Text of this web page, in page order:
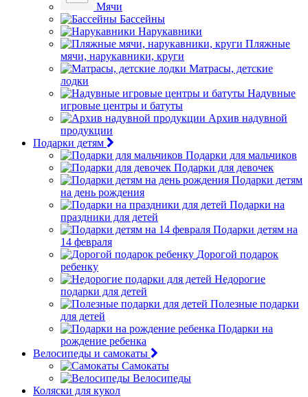
Мячи
Бассейны
Нарукавники
Пляжные
мячи, нарукавники, круги
Матрасы, детские
лодки
Надувные
игровые центры и батуты
Архив надувной
продукции
Подарки детям
Подарки для мальчиков
Подарки для девочек
Подарки детям
на день рождения
Подарки на
праздники для детей
Подарки детям на
14 февраля
Дорогой подарок
ребенку
Недорогие
подарки для детей
Полезные подарки
для детей
Подарки на
рождение ребенка
Велосипеды и самокаты
Самокаты
Велосипеды
Коляски для кукол